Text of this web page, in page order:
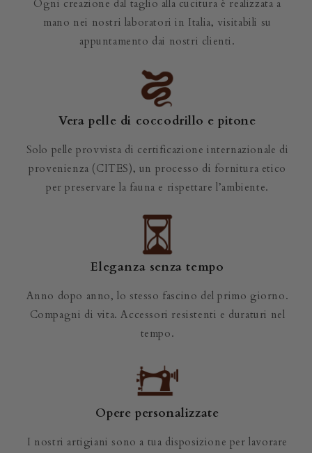
Ogni creazione dal taglio alla cucitura è realizzata a
mano nei nostri laboratori in Italia, visitabili su
appuntamento dai nostri clienti.
Vera pelle di coccodrillo e pitone
Solo pelle provvista di certificazione internazionale di
provenienza (CITES), un processo di fornitura etico
per preservare la fauna e rispettare l’ambiente.
Eleganza senza tempo
Anno dopo anno, lo stesso fascino del primo giorno.
Compagni di vita. Accessori resistenti e duraturi nel
tempo.
Opere personalizzate
I nostri artigiani sono a tua disposizione per lavorare